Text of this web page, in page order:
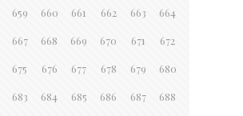
659 660 661 662 663 664
667 668 669 670 671 672
675 676 677 678 679 680
683 684 685 686 687 688